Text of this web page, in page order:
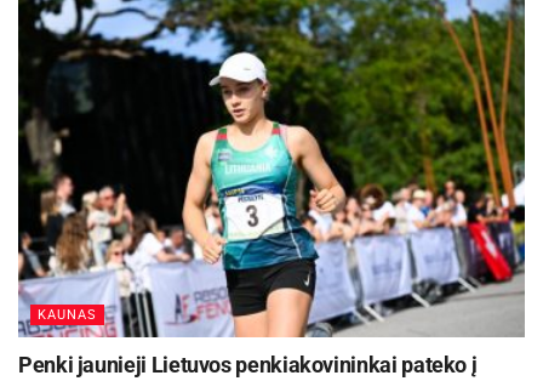
KAUNAS
Penki jaunieji Lietuvos penkiakovininkai pateko į